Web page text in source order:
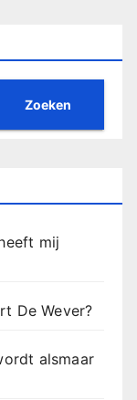
Zoeken
mij
De Wever?
alsmaar